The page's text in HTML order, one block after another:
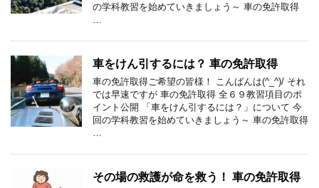
の学科教習を始めていきましょう～ 車の免許取得
車をけん引するには？ 車の免許取得
車の免許取得ご希望の皆様！ こんばんは(^_^)/ それ
では早速ですが 車の免許取得 全６９教習項目のポ
イント公開 「車をけん引するには？」について 今
回の学科教習を始めていきましょう～ 車の免許取得
その場の救護が命を救う！ 車の免許取得